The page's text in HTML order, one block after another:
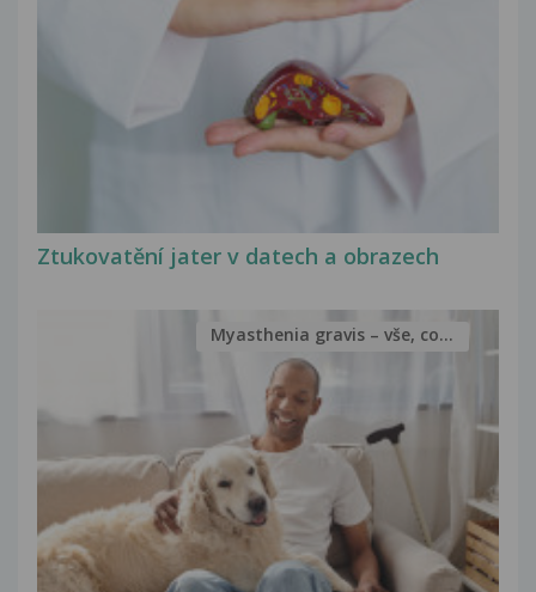
Ztukovatění jater v datech a obrazech
Myasthenia gravis – vše, co...